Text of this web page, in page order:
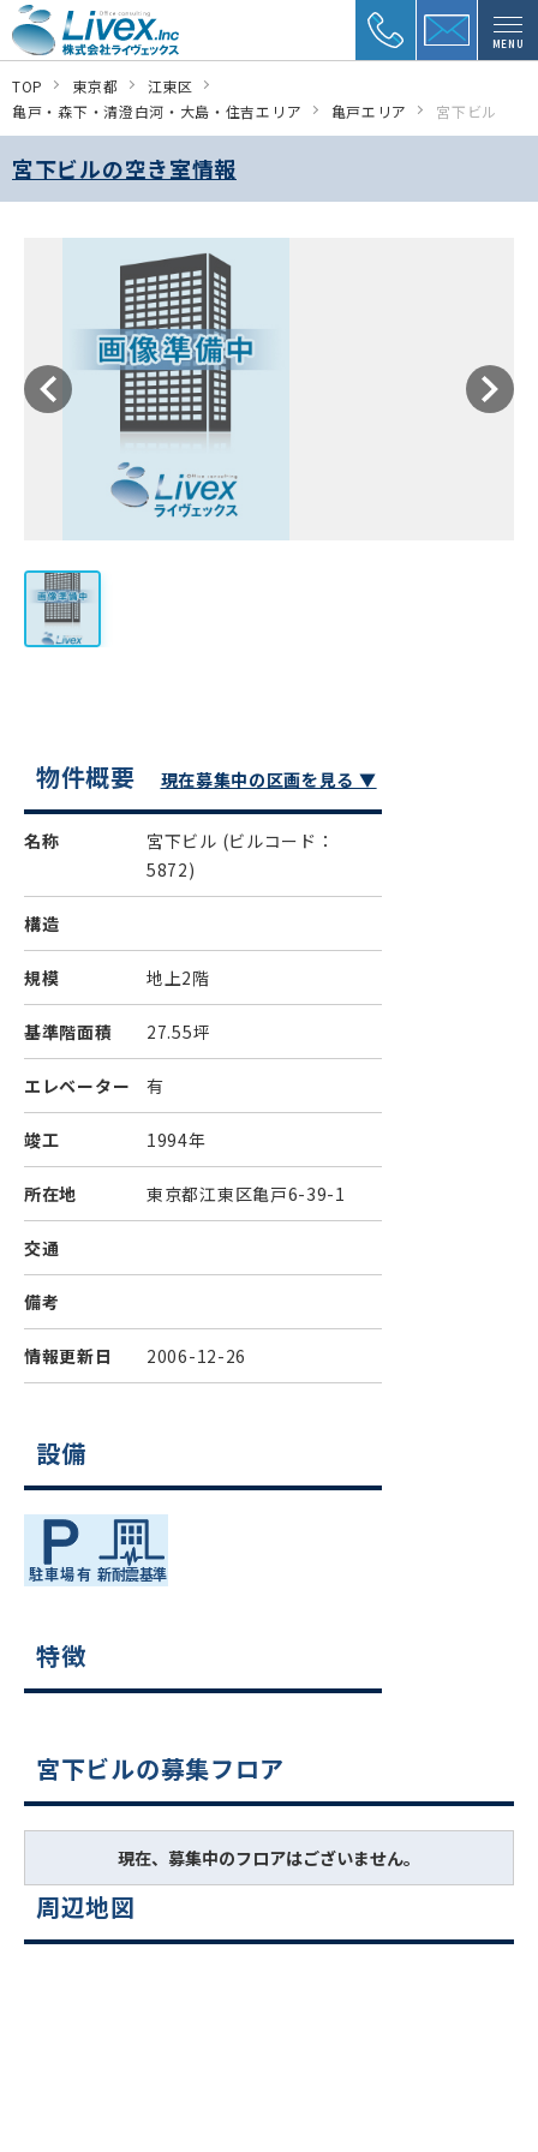
MENU
TOP 東京都
江東区
亀戸・森下・清澄白河・大島・住吉エリア
亀戸エリア 宮下ビル
宮下ビルの空き室情報
物件概要 現在募集中の区画を見る ▼
名称 宮下ビル (ビルコード：
5872)
構造
規模 地上2階
基準階面積 27.55坪
エレベーター 有
竣工 1994年
所在地 東京都江東区亀戸6-39-1
交通
備考
情報更新日 2006-12-26
設備
特徴
宮下ビルの募集フロア
現在、募集中のフロアはございません。
周辺地図